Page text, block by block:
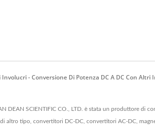
- Conversione Di Potenza DC A DC Con
DEAN SCIENTIFIC CO., LTD. è stata un produttore
altro tipo, convertitori DC-DC, convertitori AC-DC,